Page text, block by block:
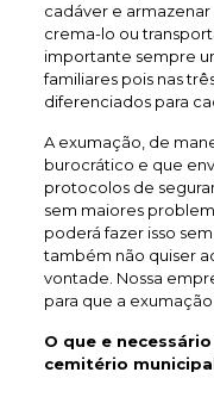
cadáver e armazenar
crema-lo ou
importante sempre
familiares pois nas
diferenciados para
A exumação, de
burocrático e que
protocolos de
sem maiores
poderá fazer isso
também não quiser
vontade. Nossa
para que a
O que e
cemitério